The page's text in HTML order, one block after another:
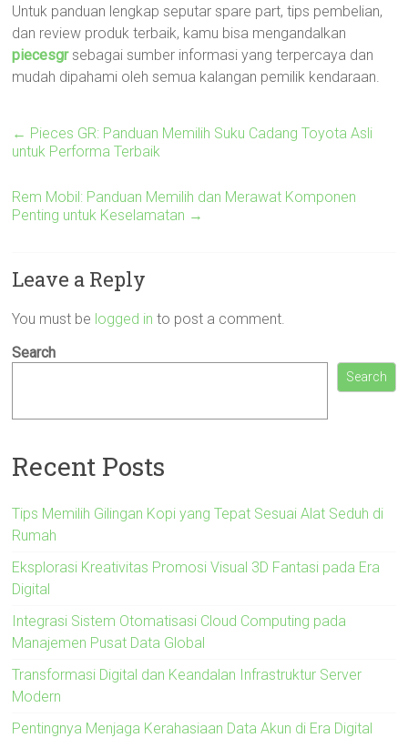
Untuk panduan lengkap seputar spare part, tips pembelian,
dan review produk terbaik, kamu bisa mengandalkan
piecesgrsebagai sumber informasi yang terpercaya dan
mudah dipahami oleh semua kalangan pemilik kendaraan.
← Pieces GR: Panduan Memilih Suku Cadang Toyota Asli
untuk Performa Terbaik
Rem Mobil: Panduan Memilih dan Merawat Komponen
Penting untuk Keselamatan →
Leave a Reply
You must be logged in to post a comment.
Search
Search
Recent Posts
Tips Memilih Gilingan Kopi yang Tepat Sesuai Alat Seduh di
Rumah
Eksplorasi Kreativitas Promosi Visual 3D Fantasi pada Era
Digital
Integrasi Sistem Otomatisasi Cloud Computing pada
Manajemen Pusat Data Global
Transformasi Digital dan Keandalan Infrastruktur Server
Modern
Pentingnya Menjaga Kerahasiaan Data Akun di Era Digital